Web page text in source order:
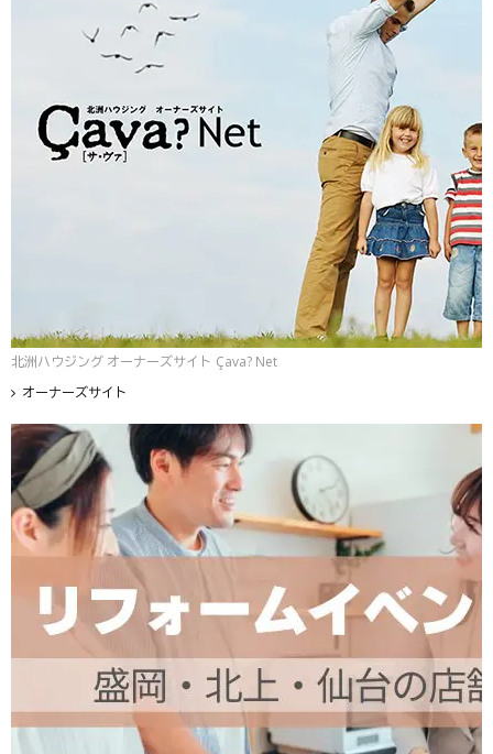
北洲ハウジング オーナーズサイト Çava? Net
オーナーズサイト